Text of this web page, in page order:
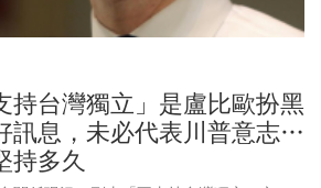
持台灣獨立」是盧比歐扮黑
訊息，未必代表川普意志…
持多久